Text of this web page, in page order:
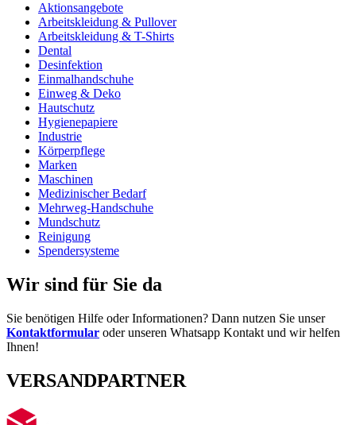
Aktionsangebote
Arbeitskleidung & Pullover
Arbeitskleidung & T-Shirts
Dental
Desinfektion
Einmalhandschuhe
Einweg & Deko
Hautschutz
Hygienepapiere
Industrie
Körperpflege
Marken
Maschinen
Medizinischer Bedarf
Mehrweg-Handschuhe
Mundschutz
Reinigung
Spendersysteme
Wir sind für Sie da
Sie benötigen Hilfe oder Informationen? Dann nutzen Sie unser
Kontaktformular oder unseren Whatsapp Kontakt und wir helfen
Ihnen!
VERSANDPARTNER